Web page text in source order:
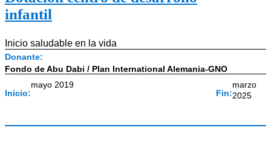
infantil
Inicio saludable en la vida
Donante:
Fondo de Abu Dabi / Plan International Alemania-GNO
Inicio:
mayo 2019
Fin:
marzo
2025